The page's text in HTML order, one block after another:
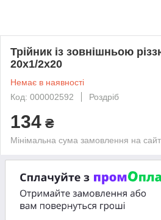
Трійник із зовнішньою
20х1/2х20
Немає в наявності
Код: 000002592
Роздріб
134 ₴
Мінімальна сума замовлення на